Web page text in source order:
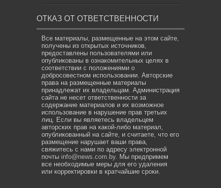
ОТКАЗ ОТ ОТВЕТСТВЕННОСТИ
Все материалы, размещенные на этом сайте,
получены из открытых источников,
предоставлены пользователями или
опубликованы в ознакомительных целях в
соответствии с положениями о
добросовестном использовании. Авторские
права на размещенные материалы
принадлежат их владельцам. Администрация
сайта не несет ответственности за
содержание материалов и их возможное
использование в нарушение прав третьих
лиц. Если вы являетесь владельцем
авторских прав на какой-либо материал,
опубликованный на сайте, и считаете, что его
размещение нарушает ваши права,
свяжитесь с нами по адресу электронной
почты info@news.com.by. Мы предпримем
все необходимые меры для его удаления
или корректировки в кратчайшие сроки.